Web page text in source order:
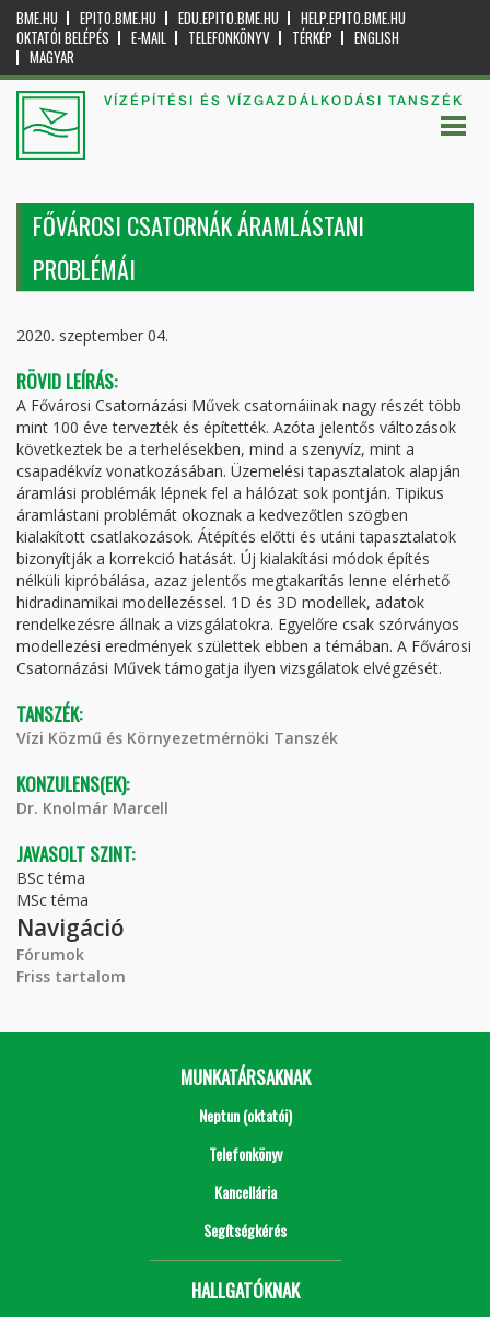
BME.HU EPITO.BME.HU EDU.EPITO.BME.HU
HELP.EPITO.BME.HU
OKTATÓI BELÉPÉS
E-MAIL TELEFONKÖNYV TÉRKÉP
ENGLISH
MAGYAR
VÍZÉPÍTÉSI ÉS VÍZGAZDÁLKODÁSI TANSZÉK
FŐVÁROSI CSATORNÁK ÁRAMLÁSTANI
PROBLÉMÁI
2020. szeptember 04.
RÖVID LEÍRÁS:
A Fővárosi Csatornázási Művek csatornáiinak nagy részét több
mint 100 éve tervezték és építették. Azóta jelentős változások
következtek be a terhelésekben, mind a szenyvíz, mint a
csapadékvíz vonatkozásában. Üzemelési tapasztalatok alapján
áramlási problémák lépnek fel a hálózat sok pontján. Tipikus
áramlástani problémát okoznak a kedvezőtlen szögben
kialakított csatlakozások. Átépítés előtti és utáni tapasztalatok
bizonyítják a korrekció hatását. Új kialakítási módok építés
nélküli kipróbálása, azaz jelentős megtakarítás lenne elérhető
hidradinamikai modellezéssel. 1D és 3D modellek, adatok
rendelkezésre állnak a vizsgálatokra. Egyelőre csak szórványos
modellezési eredmények születtek ebben a témában. A Fővárosi
Csatornázási Művek támogatja ilyen vizsgálatok elvégzését.
TANSZÉK:
Vízi Közmű és Környezetmérnöki Tanszék
KONZULENS(EK):
Dr. Knolmár Marcell
JAVASOLT SZINT:
BSc téma
MSc téma
Navigáció
Fórumok
Friss tartalom
MUNKATÁRSAKNAK
Neptun (oktatói)
Telefonkönyv
Kancellária
Segítségkérés
HALLGATÓKNAK